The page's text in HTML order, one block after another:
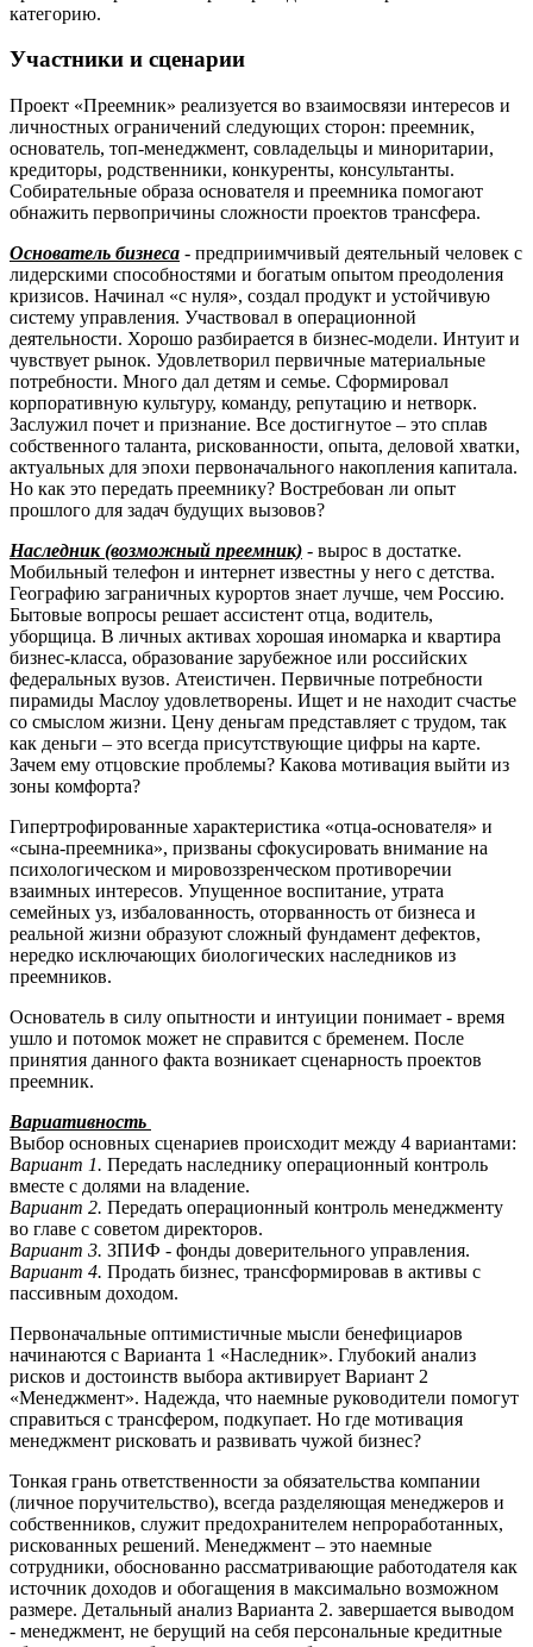
категорию.
Участники и сценарии
Проект «Преемник» реализуется во взаимосвязи интересов и
личностных ограничений следующих сторон: преемник,
основатель, топ-менеджмент, совладельцы и миноритарии,
кредиторы, родственники, конкуренты, консультанты.
Собирательные образа основателя и преемника помогают
обнажить первопричины сложности проектов трансфера.
Основатель бизнеса - предприимчивый деятельный человек с
лидерскими способностями и богатым опытом преодоления
кризисов. Начинал «с нуля», создал продукт и устойчивую
систему управления. Участвовал в операционной
деятельности. Хорошо разбирается в бизнес-модели. Интуит и
чувствует рынок. Удовлетворил первичные материальные
потребности. Много дал детям и семье. Сформировал
корпоративную культуру, команду, репутацию и нетворк.
Заслужил почет и признание. Все достигнутое – это сплав
собственного таланта, рискованности, опыта, деловой хватки,
актуальных для эпохи первоначального накопления капитала.
Но как это передать преемнику? Востребован ли опыт
прошлого для задач будущих вызовов?
Наследник (возможный преемник) - вырос в достатке.
Мобильный телефон и интернет известны у него с детства.
Географию заграничных курортов знает лучше, чем Россию.
Бытовые вопросы решает ассистент отца, водитель,
уборщица. В личных активах хорошая иномарка и квартира
бизнес-класса, образование зарубежное или российских
федеральных вузов. Атеистичен. Первичные потребности
пирамиды Маслоу удовлетворены. Ищет и не находит счастье
со смыслом жизни. Цену деньгам представляет с трудом, так
как деньги – это всегда присутствующие цифры на карте.
Зачем ему отцовские проблемы? Какова мотивация выйти из
зоны комфорта?
Гипертрофированные характеристика «отца-основателя» и
«сына-преемника», призваны сфокусировать внимание на
психологическом и мировоззренческом противоречии
взаимных интересов. Упущенное воспитание, утрата
семейных уз, избалованность, оторванность от бизнеса и
реальной жизни образуют сложный фундамент дефектов,
нередко исключающих биологических наследников из
преемников.
Основатель в силу опытности и интуиции понимает - время
ушло и потомок может не справится с бременем. После
принятия данного факта возникает сценарность проектов
преемник.
Вариативность
Выбор основных сценариев происходит между 4 вариантами:
Вариант 1. Передать наследнику операционный контроль
вместе с долями на владение.
Вариант 2. Передать операционный контроль менеджменту
во главе с советом директоров.
Вариант 3. ЗПИФ - фонды доверительного управления.
Вариант 4. Продать бизнес, трансформировав в активы с
пассивным доходом.
Первоначальные оптимистичные мысли бенефициаров
начинаются с Варианта 1 «Наследник». Глубокий анализ
рисков и достоинств выбора активирует Вариант 2
«Менеджмент». Надежда, что наемные руководители помогут
справиться с трансфером, подкупает. Но где мотивация
менеджмент рисковать и развивать чужой бизнес?
Тонкая грань ответственности за обязательства компании
(личное поручительство), всегда разделяющая менеджеров и
собственников, служит предохранителем непроработанных,
рискованных решений. Менеджмент – это наемные
сотрудники, обоснованно рассматривающие работодателя как
источник доходов и обогащения в максимально возможном
размере. Детальный анализ Варианта 2. завершается выводом
- менеджмент, не берущий на себя персональные кредитные